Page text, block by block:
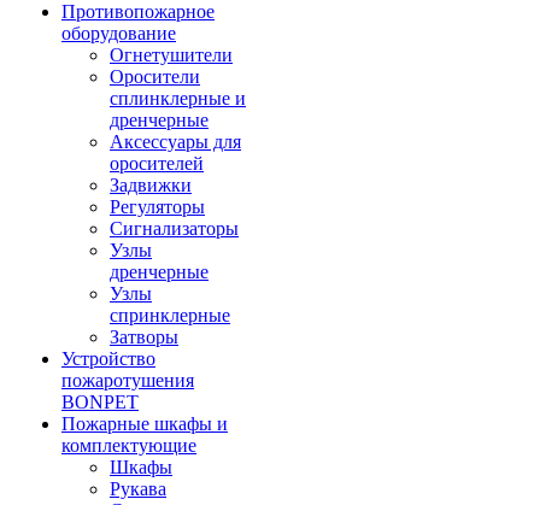
Противопожарное
оборудование
Огнетушители
Оросители
сплинклерные и
дренчерные
Аксессуары для
оросителей
Задвижки
Регуляторы
Сигнализаторы
Узлы
дренчерные
Узлы
спринклерные
Затворы
Устройство
пожаротушения
BONPET
Пожарные шкафы и
комплектующие
Шкафы
Рукава